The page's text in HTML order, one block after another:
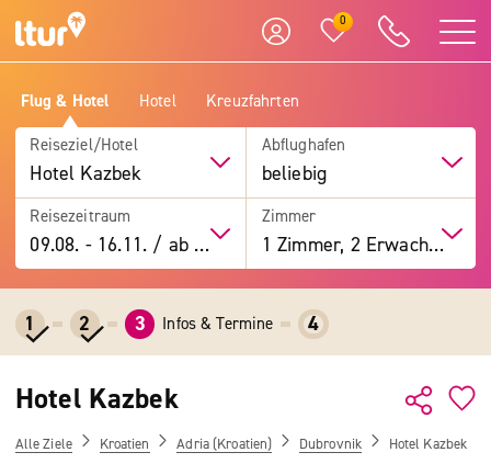
0
Flug & Hotel Hotel Kreuzfahrten
Reiseziel/Hotel
Hotel Kazbek
Abflughafen
beliebig
Reisezeitraum
09.08. -16.11. / ab 7 Tage
Zimmer
1 Zimmer, 2 Erwachsene
1 2 3 Infos & Termine 4
Hotel Kazbek
Alle Ziele Kroatien Adria (Kroatien) Dubrovnik Hotel Kazbek